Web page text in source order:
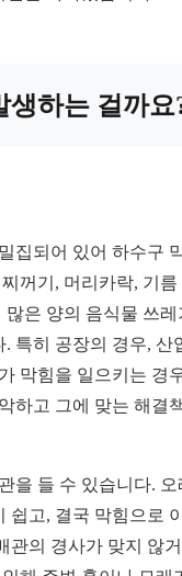
생하는 걸까요
집되어 있어 하수구
꺼기, 머리카락, 기름
은 양의 음식물 쓰레
특히 공장의 경우, 산
막힘을 일으키는 경
하고 그에 맞는 해결
을 들 수 있습니다. 오
쉽고, 결국 막힘으로
관의 경사가 맞지 않